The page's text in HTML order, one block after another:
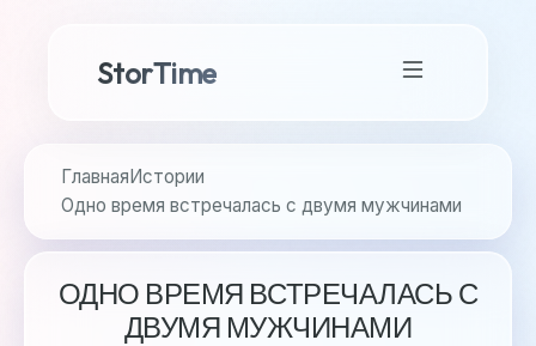
StorTime
ГлавнаяИстории
Одно время встречалась с двумя мужчинами
ОДНО ВРЕМЯ ВСТРЕЧАЛАСЬ С
ДВУМЯ МУЖЧИНАМИ